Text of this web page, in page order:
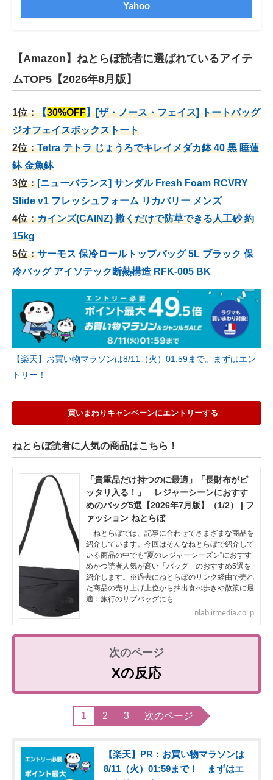
Yahoo
【Amazon】ねとらぼ読者に選ばれているアイテ
ムTOP5【2026年8月版】
1位：【30%OFF】[ザ・ノース・フェイス] トートバッグ
ジオフェイスボックストート
2位：Tetra テトラ じょうろでキレイメダカ鉢 40 黒 睡蓮
鉢 金魚鉢
3位：[ニューバランス] サンダル Fresh Foam RCVRY
Slide v1 フレッシュフォーム リカバリー メンズ
4位：カインズ(CAINZ) 撒くだけで防草できる人工砂 約
15kg
5位：サーモス 保冷ロールトップバッグ 5L ブラック 保
冷バッグ アイソテック断熱構造 RFK-005 BK
【楽天】お買い物マラソンは8/11（火）01:59まで。まずはエン
トリー！
買いまわりキャンペーンにエントリーする
ねとらぼ読者に人気の商品はこちら！
「貴重品だけ持つのに最適」「長財布がピ
ッタリ入る！」 レジャーシーンにおすす
めのバッグ5選【2026年7月版】（1/2） | フ
ァッション ねとらぼ
ねとらぼでは、記事に合わせてさまざまな商品を
紹介しています。今回はそんなねとらぼで紹介して
いる商品の中でも“夏のレジャーシーズン”におすす
めかつ読者人気が高い「バッグ」のおすすめ5選を
紹介します。※過去にねとらぼのリンク経由で売れ
た商品の売り上げ上位から抽出食べ歩きや散策に最
適：旅行のサブバッグにも…
nlab.itmedia.co.jp
Xの反応
1 2 3 次のページ
【楽天】PR：お買い物マラソンは
8/11（火）01:59まで！ まずはエ